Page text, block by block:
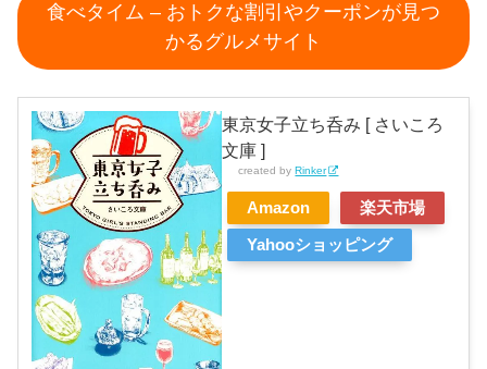
食べタイム – おトクな割引やクーポンが見つ
かるグルメサイト
東京女子立ち呑み [ さいころ
文庫 ]
created byRinker
Amazon 楽天市場
Yahooショッピング